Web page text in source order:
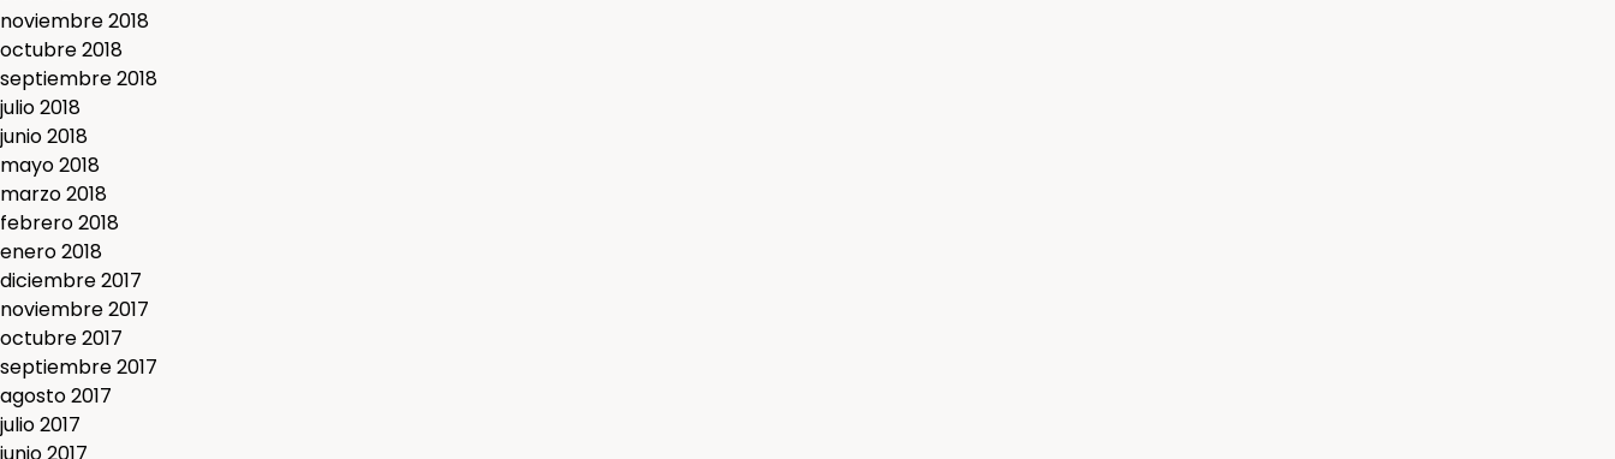
noviembre 2018
octubre 2018
septiembre 2018
julio 2018
junio 2018
mayo 2018
marzo 2018
febrero 2018
enero 2018
diciembre 2017
noviembre 2017
octubre 2017
septiembre 2017
agosto 2017
julio 2017